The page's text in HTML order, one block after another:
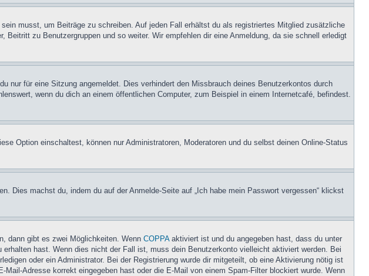
musst, um Beiträge zu schreiben. Auf jeden Fall erhältst du als registriertes Mitglied zusätzliche
zu Benutzergruppen und so weiter. Wir empfehlen dir eine Anmeldung, da sie schnell erledigt
nur für eine Sitzung angemeldet. Dies verhindert den Missbrauch deines Benutzerkontos durch
wenn du dich an einem öffentlichen Computer, zum Beispiel in einem Internetcafé, befindest.
Option einschaltest, können nur Administratoren, Moderatoren und du selbst deinen Online-Status
Dies machst du, indem du auf der Anmelde-Seite auf „Ich habe mein Passwort vergessen“ klickst
dann gibt es zwei Möglichkeiten. Wenn COPPAaktiviert ist und du angegeben hast, dass du unter
hast. Wenn dies nicht der Fall ist, muss dein Benutzerkonto vielleicht aktiviert werden. Bei
oder ein Administrator. Bei der Registrierung wurde dir mitgeteilt, ob eine Aktivierung nötig ist
Adresse korrekt eingegeben hast oder die E-Mail von einem Spam-Filter blockiert wurde. Wenn